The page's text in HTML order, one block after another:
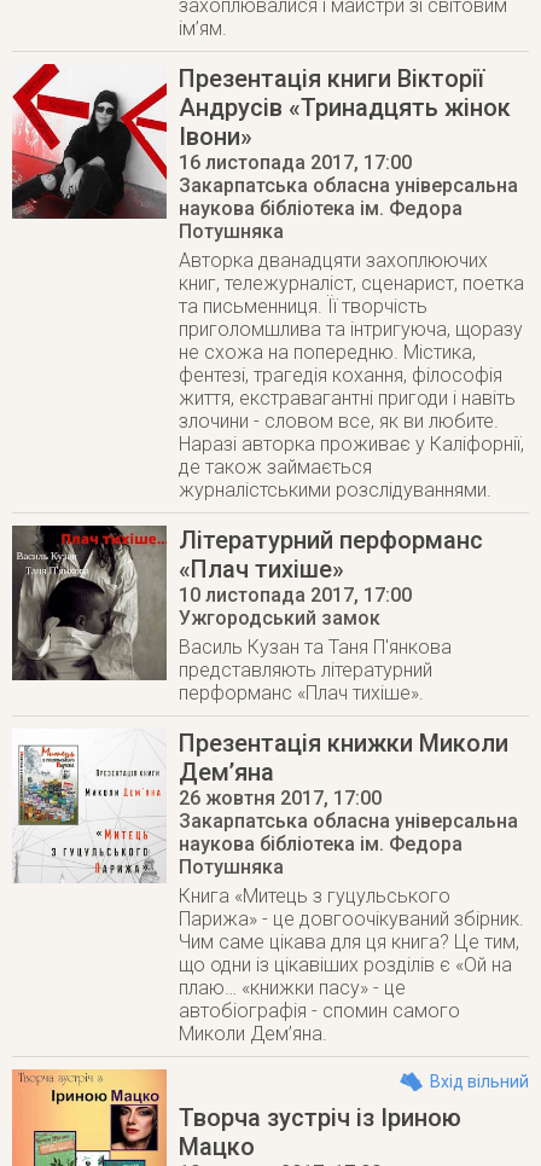
захоплювалися і майстри зі світовим
ім’ям.
Презентація книги Вікторії
Андрусів «Тринадцять жінок
Івони»
16 листопада 2017, 17:00
Закарпатська обласна універсальна
наукова бібліотека ім. Федора
Потушняка
Авторка дванадцяти захоплюючих
книг, тележурналіст, сценарист, поетка
та письменниця. Її творчість
приголомшлива та інтригуюча, щоразу
не схожа на попередню. Містика,
фентезі, трагедія кохання, філософія
життя, екстравагантні пригоди і навіть
злочини - словом все, як ви любите.
Наразі авторка проживає у Каліфорнії,
де також займається
журналістськими розслідуваннями.
Літературний перформанс
«Плач тихіше»
10 листопада 2017, 17:00
Ужгородський замок
Василь Кузан та Таня П'янкова
представляють літературний
перформанс «Плач тихіше».
Презентація книжки Миколи
Дем’яна
26 жовтня 2017, 17:00
Закарпатська обласна універсальна
наукова бібліотека ім. Федора
Потушняка
Книга «Митець з гуцульського
Парижа» - це довгоочікуваний збірник.
Чим саме цікава для ця книга? Це тим,
що одни із цікавіших розділів є «Ой на
плаю… «книжки пасу» - це
автобіографія - спомин самого
Миколи Дем’яна.
Вхід вільний
Творча зустріч із Іриною
Мацко